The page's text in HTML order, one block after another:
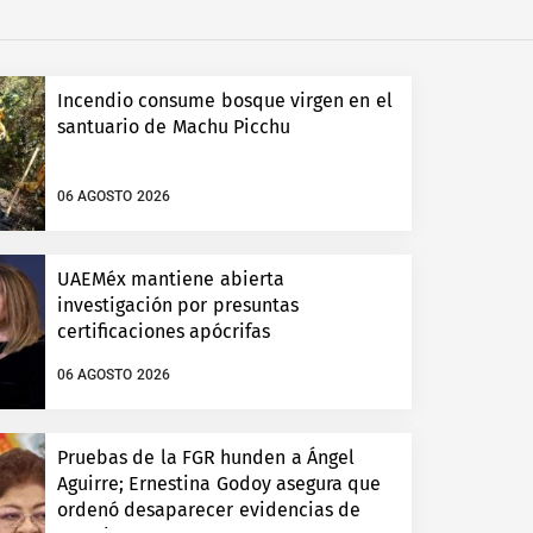
Incendio consume bosque virgen en el
santuario de Machu Picchu
06 AGOSTO 2026
UAEMéx mantiene abierta
investigación por presuntas
certificaciones apócrifas
06 AGOSTO 2026
Pruebas de la FGR hunden a Ángel
Aguirre; Ernestina Godoy asegura que
ordenó desaparecer evidencias de